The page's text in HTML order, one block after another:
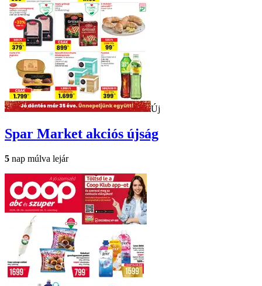
Új
Spar Market akciós újság
5 nap múlva lejár